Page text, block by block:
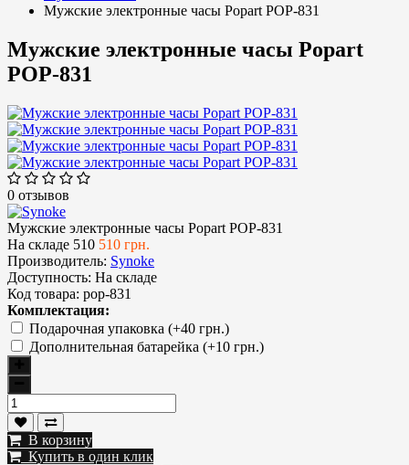
Мужские электронные часы Popart POP-831
Мужские электронные часы Popart
POP-831
0 отзывов
Мужские электронные часы Popart POP-831
На складе 510 510 грн.
Производитель: Synoke
Доступность: На складе
Код товара: pop-831
Комплектация:
Подарочная упаковка (+40 грн.)
Дополнительная батарейка (+10 грн.)
В корзину
Купить в один клик